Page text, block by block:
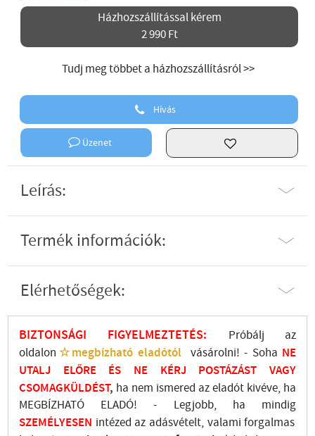
Házhozszállítással kérem
2 990 Ft
Tudj meg többet a házhozszállításról >>
Hívás
Üzenet
Leírás:
Termék információk:
Elérhetőségek:
BIZTONSÁGI FIGYELMEZTETÉS:
Próbálj az
oldalon ☆megbízható eladótól vásárolni! - Soha NE
UTALJ ELŐRE ÉS NE KÉRJ POSTÁZÁST VAGY
CSOMAGKÜLDÉST, ha nem ismered az eladót kivéve, ha
MEGBÍZHATÓ ELADÓ! - Legjobb, ha mindig
SZEMÉLYESEN intézed az adásvételt, valami forgalmas